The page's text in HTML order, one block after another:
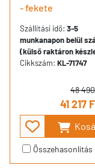
- fekete
Szállítási idő: 3-5
munkanapon belül
(külső raktáron
Cikkszám: KL-71747
48
41 217
Összehasonlítás